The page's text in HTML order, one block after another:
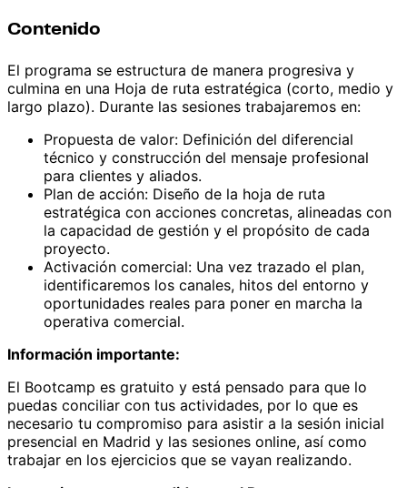
Contenido
El programa se estructura de manera progresiva y
culmina en una Hoja de ruta estratégica (corto, medio y
largo plazo). Durante las sesiones trabajaremos en:
Propuesta de valor: Definición del diferencial
técnico y construcción del mensaje profesional
para clientes y aliados.
Plan de acción: Diseño de la hoja de ruta
estratégica con acciones concretas, alineadas con
la capacidad de gestión y el propósito de cada
proyecto.
Activación comercial: Una vez trazado el plan,
identificaremos los canales, hitos del entorno y
oportunidades reales para poner en marcha la
operativa comercial.
Información importante:
El Bootcamp es gratuito y está pensado para que lo
puedas conciliar con tus actividades, por lo que es
necesario tu compromiso para asistir a la sesión inicial
presencial en Madrid y las sesiones online, así como
trabajar en los ejercicios que se vayan realizando.